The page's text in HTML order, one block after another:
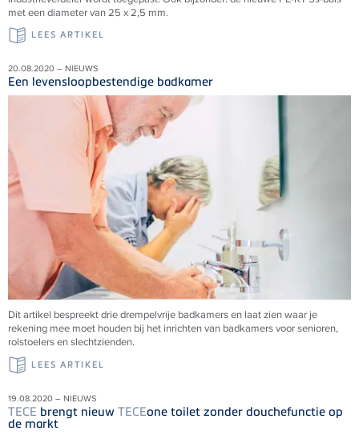
met een diameter van 25 x 2,5 mm.
LEES ARTIKEL
20.08.2020 – NIEUWS
Een levensloopbestendige badkamer
Dit artikel bespreekt drie drempelvrije badkamers en laat zien waar je
rekening mee moet houden bij het inrichten van badkamers voor senioren,
rolstoelers en slechtzienden.
LEES ARTIKEL
19.08.2020 – NIEUWS
TECE brengt nieuw TECEone toilet zonder douchefunctie op
de markt